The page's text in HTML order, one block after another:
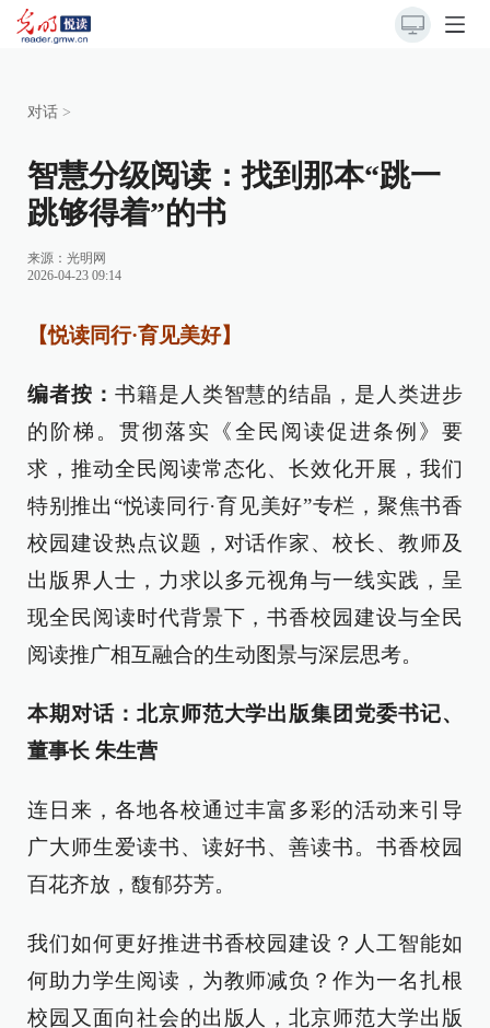
对话 >
智慧分级阅读：找到那本“跳一
跳够得着”的书
来源： 光明网
2026-04-23 09:14
【悦读同行·育见美好】
编者按： 书籍是人类智慧的结晶，是人类进步
的阶梯。贯彻落实《全民阅读促进条例》要
求，推动全民阅读常态化、长效化开展，我们
特别推出“悦读同行·育见美好”专栏，聚焦书香
校园建设热点议题，对话作家、校长、教师及
出版界人士，力求以多元视角与一线实践，呈
现全民阅读时代背景下，书香校园建设与全民
阅读推广相互融合的生动图景与深层思考。
本期对话：北京师范大学出版集团党委书记、
董事长 朱生营
连日来，各地各校通过丰富多彩的活动来引导
广大师生爱读书、读好书、善读书。书香校园
百花齐放，馥郁芬芳。
我们如何更好推进书香校园建设？人工智能如
何助力学生阅读，为教师减负？作为一名扎根
校园又面向社会的出版人，北京师范大学出版